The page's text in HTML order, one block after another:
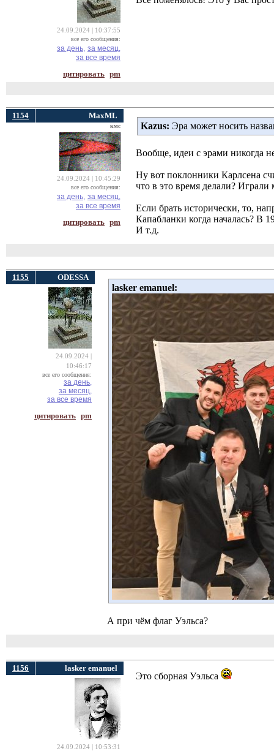
24.09.2024 | 10:37:55
все его сообщения:
за день, за месяц,
за все время
цитировать pm
1154 MaxML
кмс
24.09.2024 | 10:45:29
все его сообщения:
за день, за месяц,
за все время
цитировать pm
Kazus: Эра может носить
Вообще, идеи с эрами никогда
Ну вот поклонники Карлсена
что в это время делали?
Если брать исторически, то,
Капабланки когда началась? В
И т.д.
1155 ODESSA
24.09.2024 |
10:46:17
все его сообщения:
за день,
за месяц,
за все время
цитировать pm
lasker emanuel:
А при чём флаг Уэльса?
1156 lasker emanuel
24.09.2024 | 10:53:31
Это сборная Уэльса